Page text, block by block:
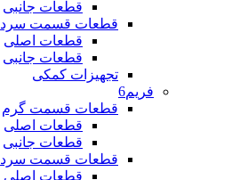
قطعات جانبی
قطعات قسمت سرد
قطعات اصلی
قطعات جانبی
تجهیزات کمکی
فریم6
قطعات قسمت گرم
قطعات اصلی
قطعات جانبی
قطعات قسمت سرد
قطعات اصلی